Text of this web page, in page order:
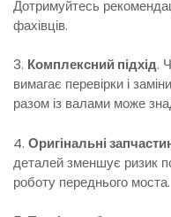
Дотримуйтесь
фахівців.
3. Комплексний підхід.
вимагає перевірки і
разом із валами може
4. Оригінальні
деталей зменшує ризик
роботу переднього моста.